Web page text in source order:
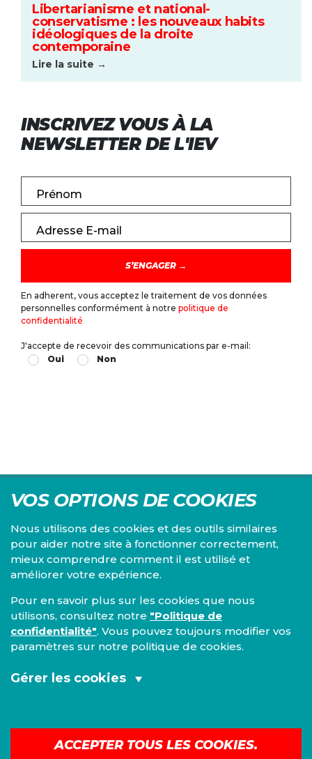
Libertarianisme et national-
conservatisme : les nouveaux habits
idéologiques de la droite
contemporaine
Lire la suite →
INSCRIVEZ VOUS À LA
NEWSLETTER DE L'IEV
Prénom
Adresse E-mail
En adherent, vous acceptez le traitement de vos données
personnelles conformément à notre politique de
confidentialité
J'accepte de recevoir des communications par e-mail:
Oui
Non
VOS OPTIONS DE COOKIES
Nous utilisons des cookies et des outils similaires
pour aider notre site à fonctionner correctement,
mieux comprendre comment il est utilisé et
améliorer votre expérience.
Pour en savoir plus sur les cookies que nous
utilisons, consultez notre "Politique de
confidentialité". Vous pouvez toujours modifier vos
paramètres sur notre politique de cookies.
Gérer les cookies
ACCEPTER TOUS LES COOKIES.
Centre d'études du PS, l'Institut Emile Vandervelde se
consacre à la recherche sur toutes les questions d'ordre
économique, social, financier, administratif, politique,
éthique, juridique et environnemental.
IEV
1000 Bruxelles